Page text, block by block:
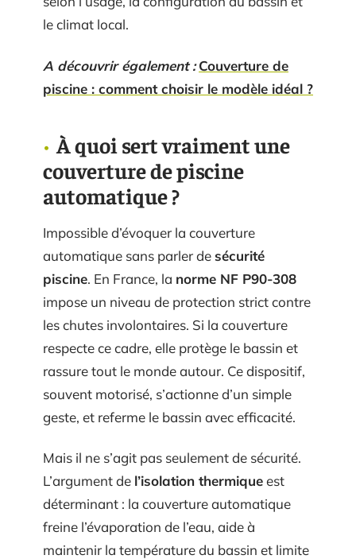
le climat local.
A découvrir également : Couverture de
piscine : comment choisir le modèle idéal ?
À quoi sert vraiment une
couverture de piscine
automatique ?
Impossible d’évoquer la couverture
automatique sans parler desécurité
piscine. En France, la norme NF P90-308
impose un niveau de protection strict contre
les chutes involontaires. Si la couverture
respecte ce cadre, elle protège le bassin et
rassure tout le monde autour. Ce dispositif,
souvent motorisé, s’actionne d’un simple
geste, et referme le bassin avec efficacité.
Mais il ne s’agit pas seulement de sécurité.
L’argument de l’isolation thermiqueest
déterminant : la couverture automatique
freine l’évaporation de l’eau, aide à
maintenir la température du bassin et limite